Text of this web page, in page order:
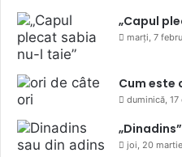
„Capul
marți, 7
Cum este
duminică,
joi, 20